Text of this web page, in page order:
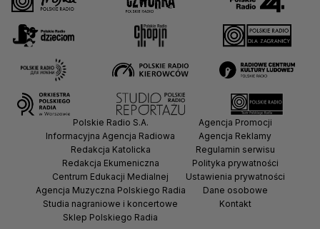
Polskie Radio S.A.
Informacyjna Agencja Radiowa
Redakcja Katolicka
Redakcja Ekumeniczna
Centrum Edukacji Medialnej
Agencja Muzyczna Polskiego Radia
Studia nagraniowe i koncertowe
Sklep Polskiego Radia
Agencja Promocji
Agencja Reklamy
Regulamin serwisu
Polityka prywatności
Ustawienia prywatności
Dane osobowe
Kontakt